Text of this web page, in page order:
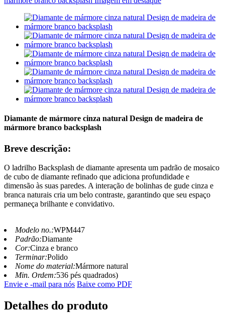
Diamante de mármore cinza natural Design de madeira de
mármore branco backsplash
Breve descrição:
O ladrilho Backsplash de diamante apresenta um padrão de mosaico
de cubo de diamante refinado que adiciona profundidade e
dimensão às suas paredes. A interação de bolinhas de gude cinza e
branca naturais cria um belo contraste, garantindo que seu espaço
permaneça brilhante e convidativo.
Modelo no.:WPM447
Padrão:Diamante
Cor:Cinza e branco
Terminar:Polido
Nome do material:Mármore natural
Min. Ordem:536 pés quadrados)
Envie e -mail para nós Baixe como PDF
Detalhes do produto